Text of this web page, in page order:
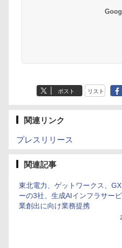
ポスト リスト
関連リンク
プレスリリース
関連記事
東北電力、ゲットワークス、
ーの3社、生成AIインフラサー
業創出に向け業務提携